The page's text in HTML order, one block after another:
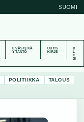
SUOMI
EVÄSTEKÄ
YTÄNTÖ
UUTIS
KIRJE
B
O
GI
POLITIIKKA
TALOUS